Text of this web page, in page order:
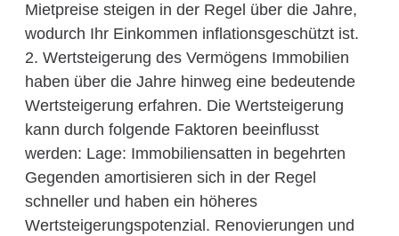
Mietpreise steigen in der Regel über die Jahre,
wodurch Ihr Einkommen inflationsgeschützt ist.
2. Wertsteigerung des Vermögens Immobilien
haben über die Jahre hinweg eine bedeutende
Wertsteigerung erfahren. Die Wertsteigerung
kann durch folgende Faktoren beeinflusst
werden: Lage: Immobiliensatten in begehrten
Gegenden amortisieren sich in der Regel
schneller und haben ein höheres
Wertsteigerungspotenzial. Renovierungen und